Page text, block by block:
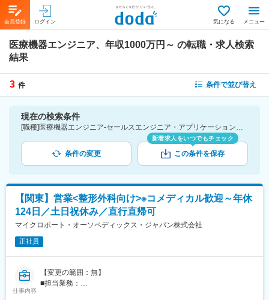
会員登録 ログイン 気になる メニュー
医療機器エンジニア、年収1000万円～ の転職・求人検索
結果
3 件 条件で並び替え
現在の検索条件
[職種]医療機器エンジニア-セールスエンジニア・アプリケーションエンジニア・FAE [年収]1000万円～
条件の変更
新着求人をいつでもチェック
この条件を保存
【関東】営業<整形外科向け>※コメディカル歓迎～年休
124日／土日祝休み／直行直帰可
マイクロポート・オーソペディックス・ジャパン株式会社
正社員
仕事内容
【変更の範囲：無】
■担当業務：